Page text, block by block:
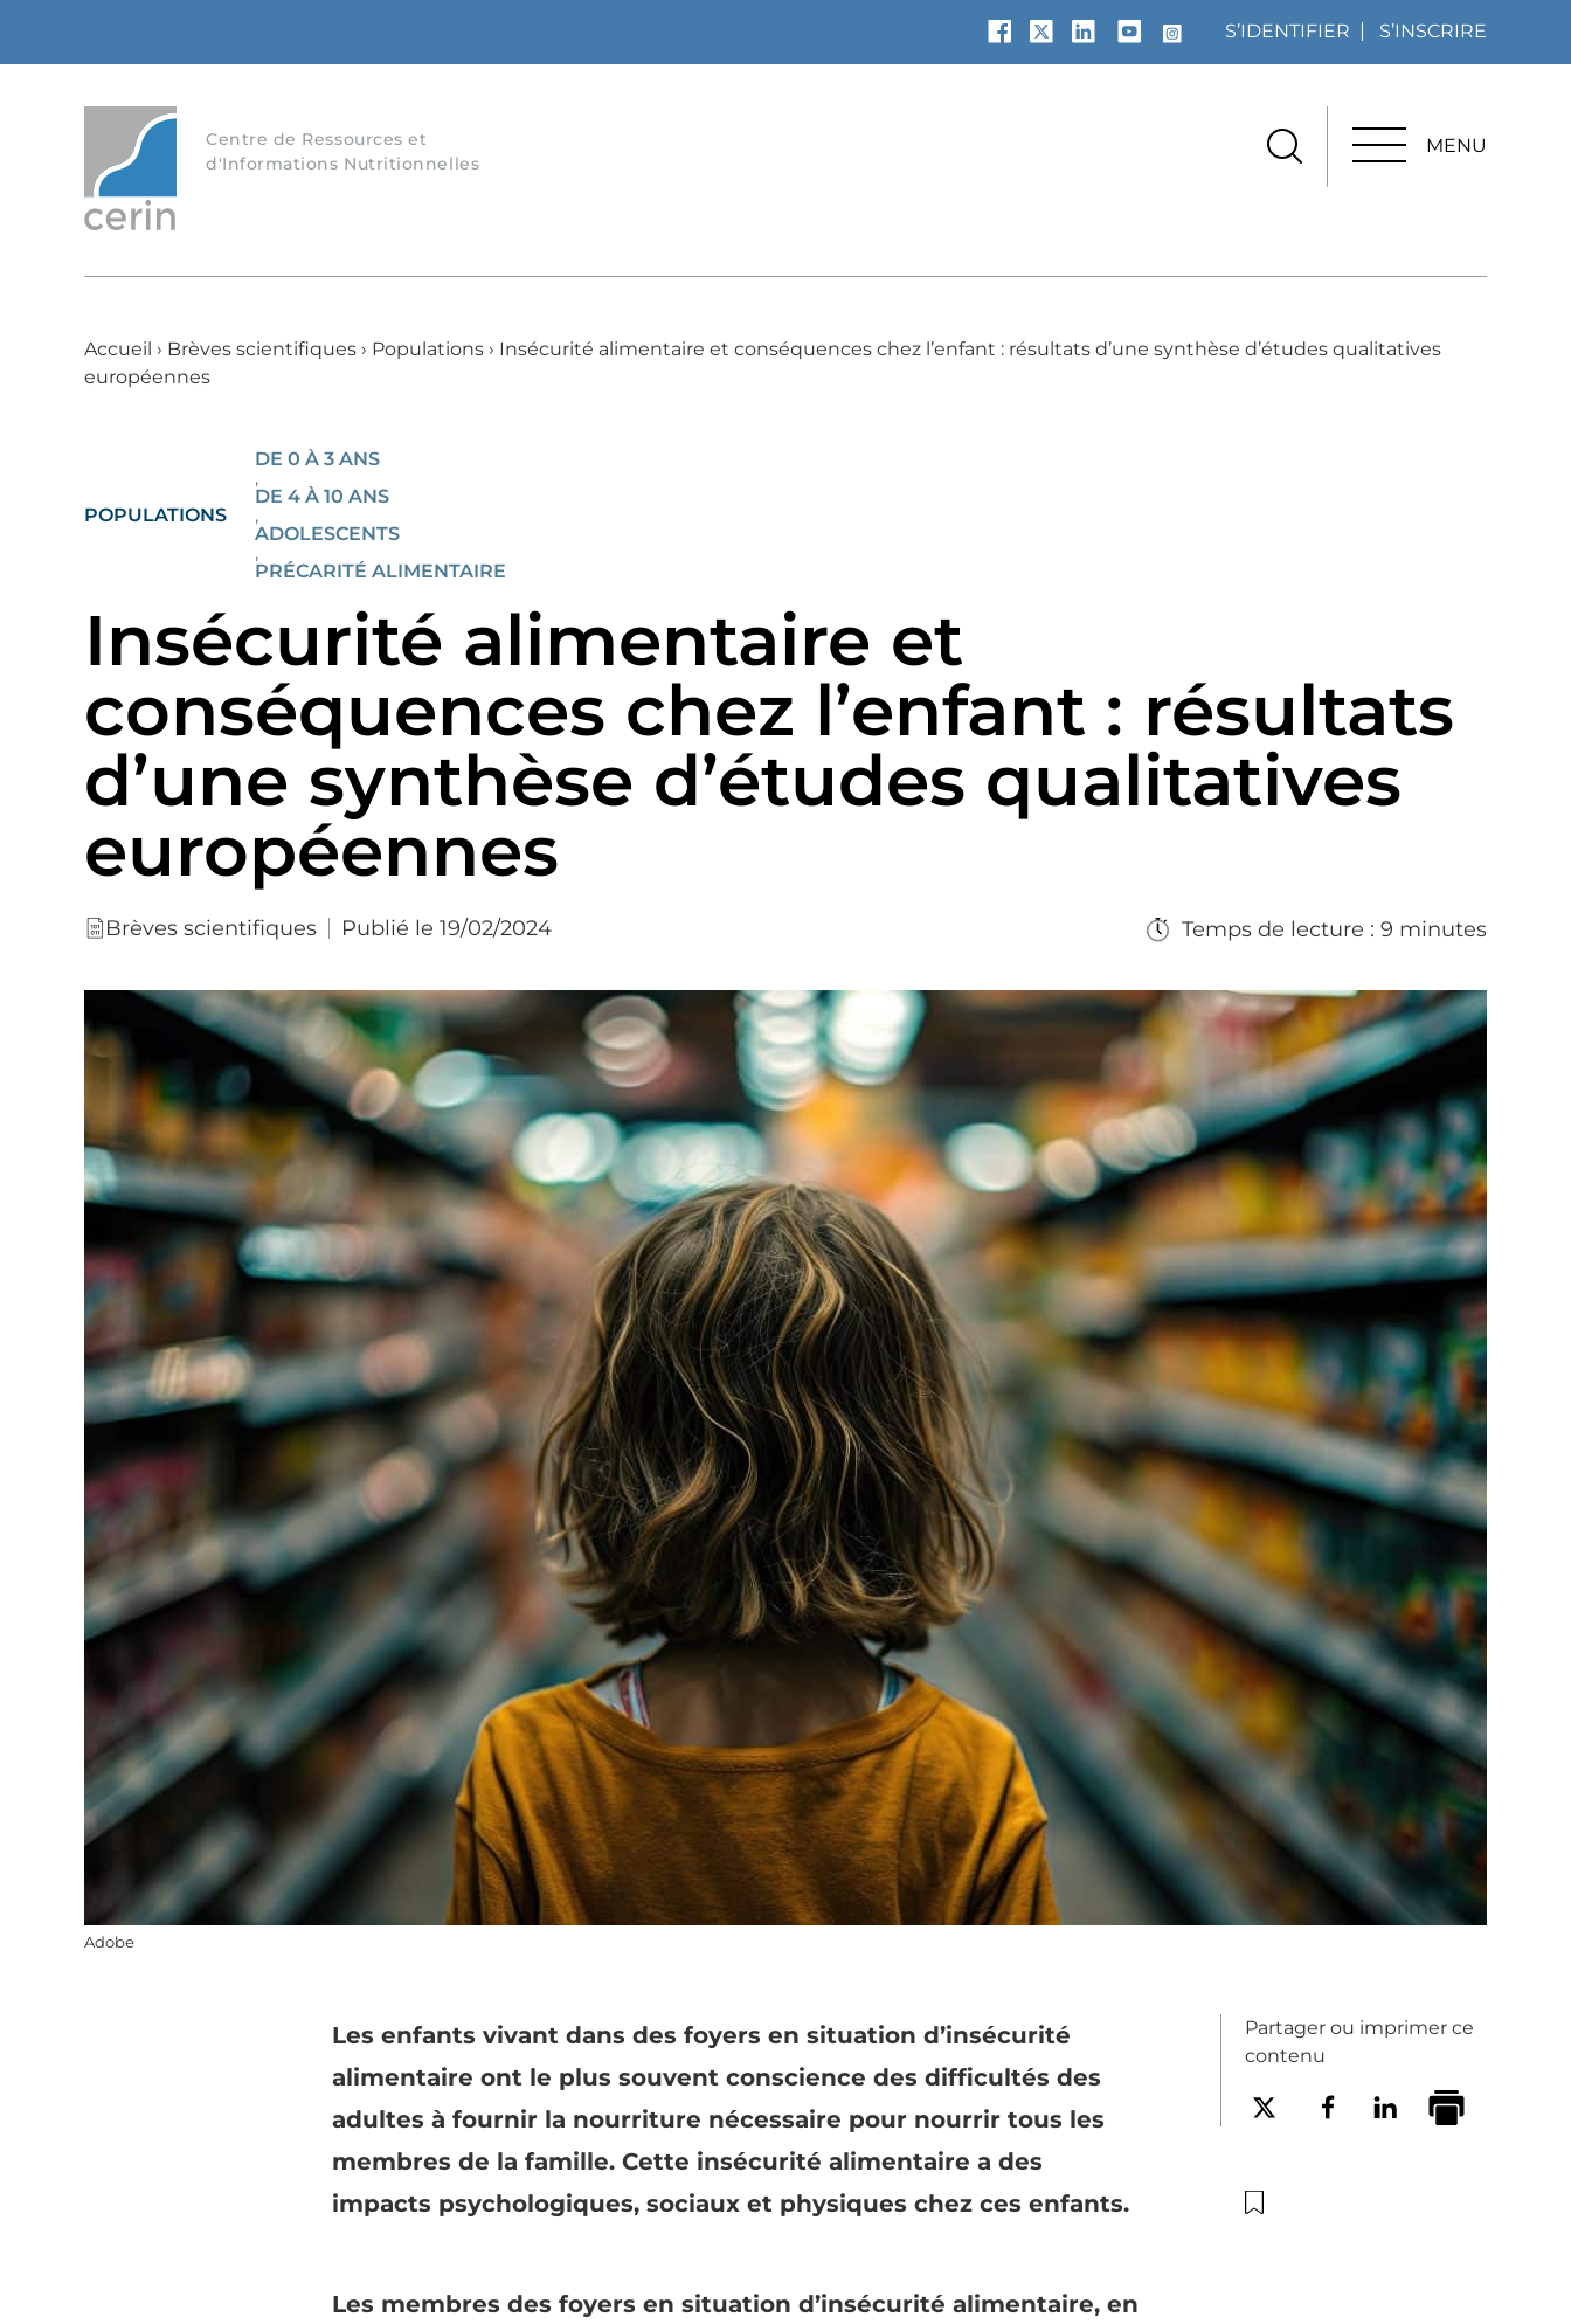
S’IDENTIFIER S’INSCRIRE
Centre de Ressources et
d'Informations Nutritionnelles
MENU
Accueil › Brèves scientifiques › Populations › Insécurité alimentaire et conséquences chez l’enfant : résultats d’une synthèse d’études qualitatives
européennes
POPULATIONS
DE 0 À 3 ANS
,
DE 4 À 10 ANS
,
ADOLESCENTS
,
PRÉCARITÉ ALIMENTAIRE
Insécurité alimentaire et
conséquences chez l’enfant : résultats
d’une synthèse d’études qualitatives
européennes
Brèves scientifiques Publié le 19/02/2024 Temps de lecture : 9 minutes
Adobe
Les enfants vivant dans des foyers en situation d’insécurité
alimentaire ont le plus souvent conscience des difficultés des
adultes à fournir la nourriture nécessaire pour nourrir tous les
membres de la famille. Cette insécurité alimentaire a des
impacts psychologiques, sociaux et physiques chez ces enfants.
Les membres des foyers en situation d’insécurité alimentaire, en
Partager ou imprimer ce
contenu